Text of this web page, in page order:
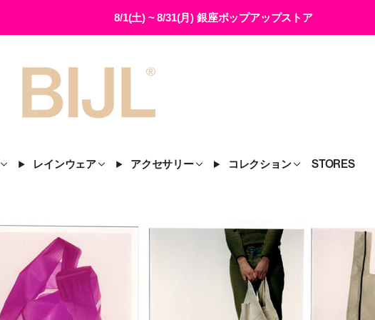
8/1(土) ~ 8/31(月) 銀座ポップアップストア
レインウェア アクセサリー コレクション STORES